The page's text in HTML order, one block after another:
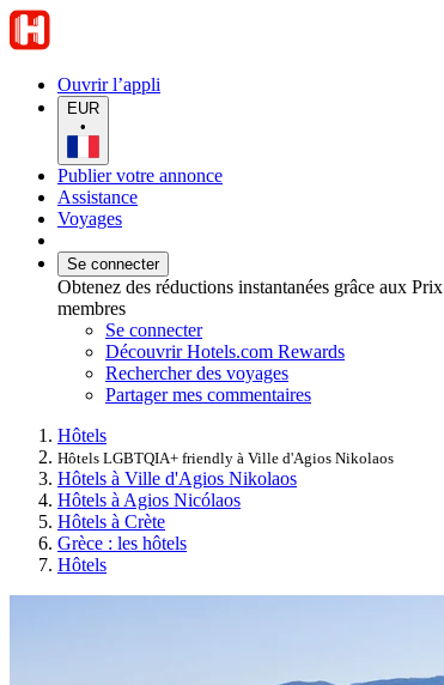
Ouvrir l’appli
EUR
•
Publier votre annonce
Assistance
Voyages
Se connecter
Obtenez des réductions instantanées grâce aux Prix
membres
Se connecter
Découvrir Hotels.com Rewards
Rechercher des voyages
Partager mes commentaires
Hôtels
Hôtels LGBTQIA+ friendly à Ville d'Agios Nikolaos
Hôtels à Ville d'Agios Nikolaos
Hôtels à Agios Nicólaos
Hôtels à Crète
Grèce : les hôtels
Hôtels